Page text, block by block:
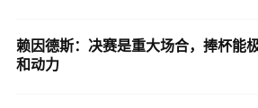
赖因德斯：决赛是重大场合，捧杯能
和动力